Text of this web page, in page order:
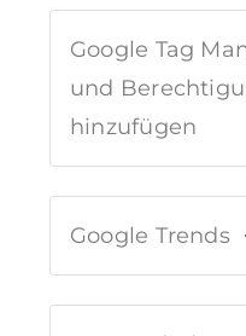
Google Tag
und
hinzufügen
Google Trends